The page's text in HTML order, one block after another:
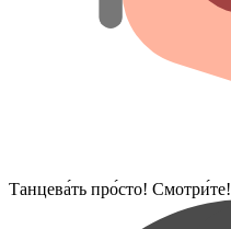
Танцева́ть про́сто! Смотри́те!